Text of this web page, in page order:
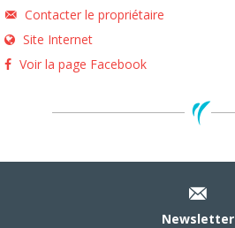
Contacter le propriétaire
Site Internet
Voir la page Facebook
Newsletter